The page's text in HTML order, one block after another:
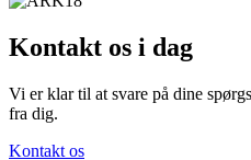
Kontakt os i dag
Vi er klar til at svare på dine
fra dig.
Kontakt os